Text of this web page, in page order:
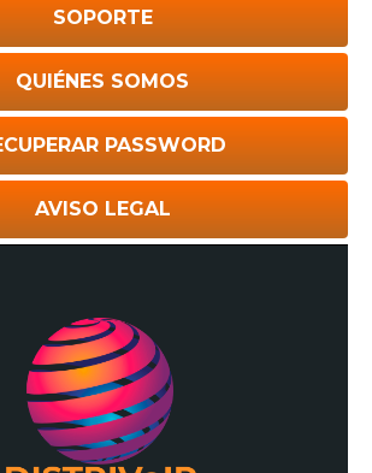
SOPORTE
QUIÉNES SOMOS
PASSWORD
AVISO LEGAL